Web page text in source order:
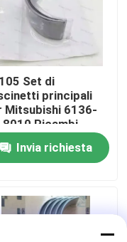
Set di
principali
Mitsubishi 6136-
Ricambi
per motori
Invia richiesta